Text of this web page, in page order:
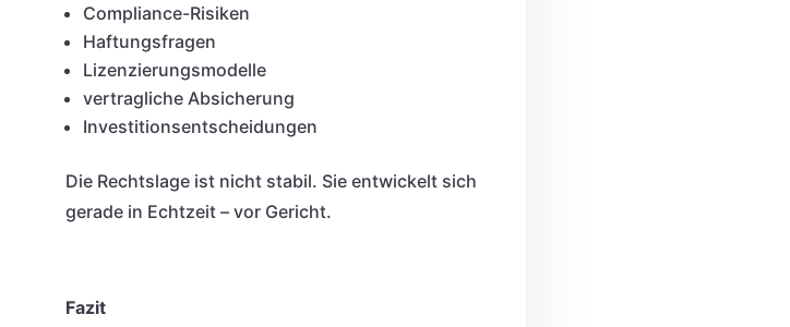
Compliance-Risiken
Haftungsfragen
Lizenzierungsmodelle
vertragliche Absicherung
Investitionsentscheidungen
Die Rechtslage ist nicht stabil. Sie entwickelt sich
gerade in Echtzeit – vor Gericht.
Fazit